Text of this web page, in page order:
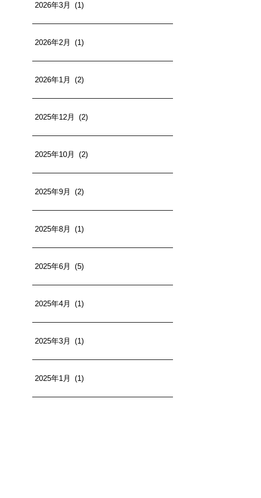
2026年3月 (1)
2026年2月 (1)
2026年1月 (2)
2025年12月 (2)
2025年10月 (2)
2025年9月 (2)
2025年8月 (1)
2025年6月 (5)
2025年4月 (1)
2025年3月 (1)
2025年1月 (1)